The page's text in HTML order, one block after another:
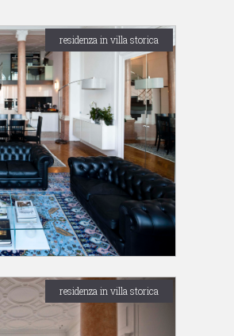
residenza in villa storica
residenza in villa storica